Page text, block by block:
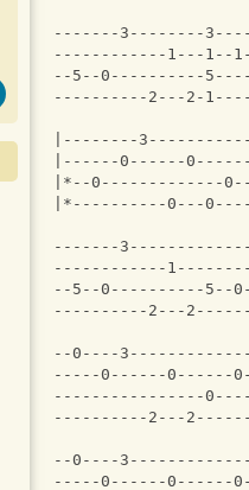
-------3--------
------------1---1--
--5--0----------
----------2---2-
|--------
|------0------
|*--0-------------
|*----------0---
-------
------------
--5--0----------5--
----------2---
--0----
-----0------0------
----------------
----------2---
--0----
-----0------0------